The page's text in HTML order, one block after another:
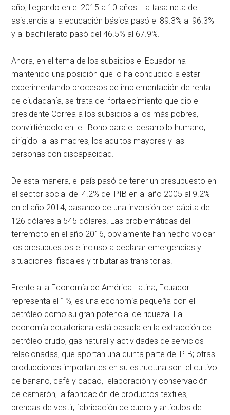
año, llegando en el 2015 a 10 años. La tasa neta de
asistencia a la educación básica pasó el 89.3% al 96.3%
y al bachillerato pasó del 46.5% al 67.9%.
Ahora, en el tema de los subsidios el Ecuador ha
mantenido una posición que lo ha conducido a estar
experimentando procesos de implementación de renta
de ciudadanía, se trata del fortalecimiento que dio el
presidente Correa a los subsidios a los más pobres,
convirtiéndolo en el Bono para el desarrollo humano,
dirigido a las madres, los adultos mayores y las
personas con discapacidad.
De esta manera, el país pasó de tener un presupuesto en
el sector social del 4.2% del PIB en al año 2005 al 9.2%
en el año 2014, pasando de una inversión per cápita de
126 dólares a 545 dólares. Las problemáticas del
terremoto en el año 2016, obviamente han hecho volcar
los presupuestos e incluso a declarar emergencias y
situaciones fiscales y tributarias transitorias.
Frente a la Economía de América Latina, Ecuador
representa el 1%, es una economía pequeña con el
petróleo como su gran potencial de riqueza. La
economía ecuatoriana está basada en la extracción de
petróleo crudo, gas natural y actividades de servicios
relacionadas, que aportan una quinta parte del PIB; otras
producciones importantes en su estructura son: el cultivo
de banano, café y cacao, elaboración y conservación
de camarón, la fabricación de productos textiles,
prendas de vestir, fabricación de cuero y artículos de